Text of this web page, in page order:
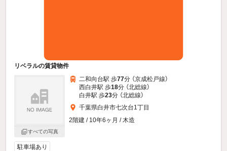
リベラルの賃貸物件
すべての写真
二和向台駅 歩77分 （京成松戸線）
西白井駅 歩18分 （北総線）
白井駅 歩23分 （北総線）
千葉県白井市七次台1丁目
2階建 / 10年6ヶ月 / 木造
駐車場あり